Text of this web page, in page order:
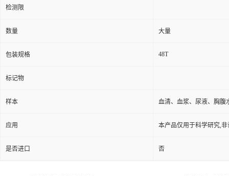
检测限
数量 大量
包装规格 48T
标记物
样本 血清、血浆、尿液、胸腹
应用 本产品仅用于科学研究,
是否进口 否